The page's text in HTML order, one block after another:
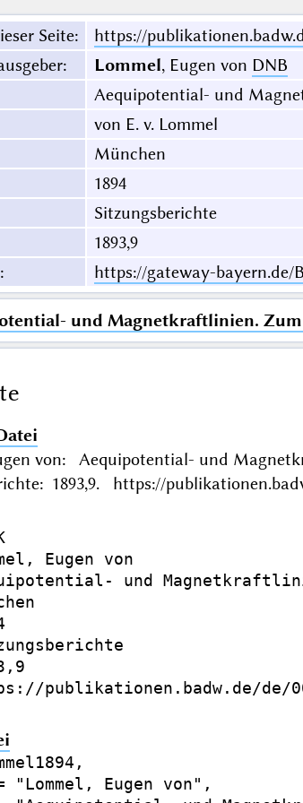
Seite:
https://
: Lommel, Eugen von DNB
Aequipotential- und
von E. v. Lommel
München
1894
Sitzungsberichte
1893,9
: https://gateway-bayern.de/
und Magnetkraftlinien. Zum
von: Aequipotential- und
1893,9. https://
Eugen von
und
publikationen.badw.de/de/
"Lommel, Eugen von",